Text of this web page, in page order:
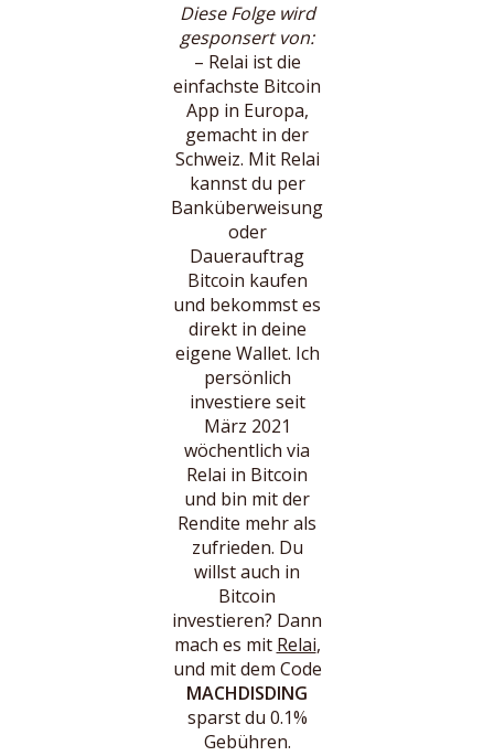
Diese Folge wird
gesponsert von:
– Relai ist die
einfachste Bitcoin
App in Europa,
gemacht in der
Schweiz. Mit Relai
kannst du per
Banküberweisung
oder
Dauerauftrag
Bitcoin kaufen
und bekommst es
direkt in deine
eigene Wallet. Ich
persönlich
investiere seit
März 2021
wöchentlich via
Relai in Bitcoin
und bin mit der
Rendite mehr als
zufrieden. Du
willst auch in
Bitcoin
investieren? Dann
mach es mit Relai,
und mit dem Code
MACHDISDING
sparst du 0.1%
Gebühren.